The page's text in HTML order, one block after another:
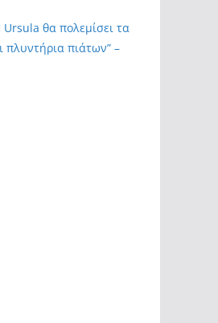
Ursula θα πολεμίσει τα
πλυντήρια πιάτων” –